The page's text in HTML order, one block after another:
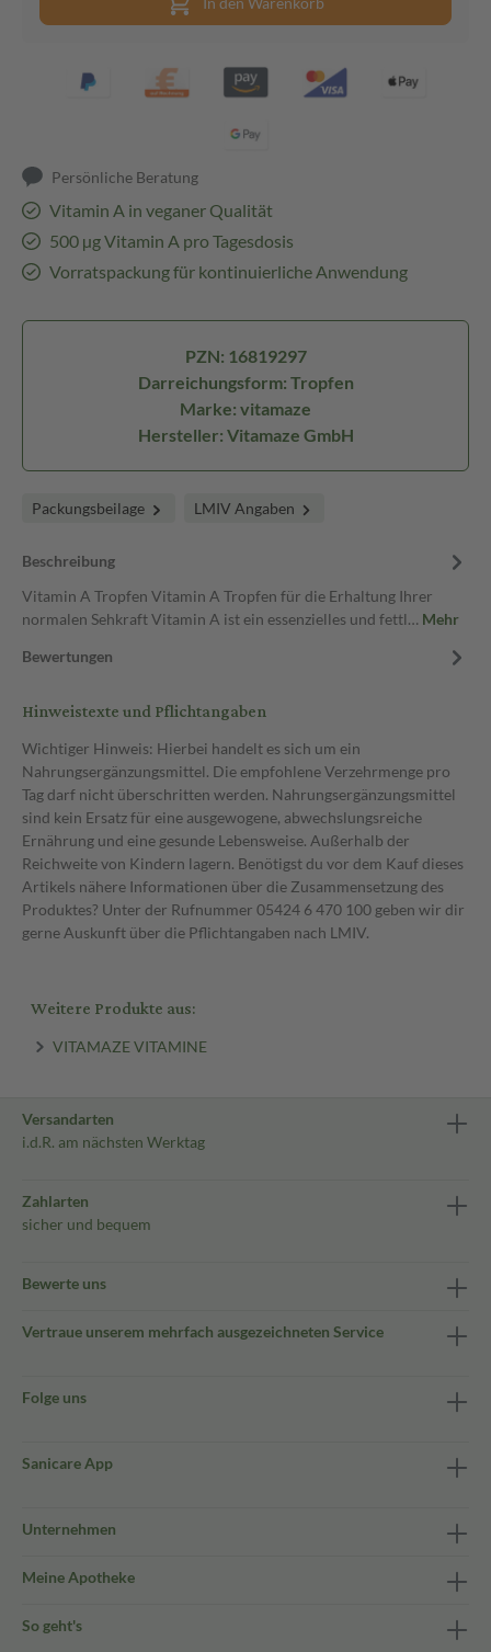
Persönliche Beratung
Vitamin A in veganer Qualität
500 µg Vitamin A pro Tagesdosis
Vorratspackung für kontinuierliche Anwendung
PZN: 16819297
Darreichungsform: Tropfen
Marke: vitamaze
Hersteller: Vitamaze GmbH
Packungsbeilage LMIV Angaben
Beschreibung
Vitamin A Tropfen Vitamin A Tropfen für die Erhaltung Ihrer
normalen Sehkraft Vitamin A ist ein essenzielles und fettl… Mehr
Bewertungen
Hinweistexte und Pflichtangaben
Wichtiger Hinweis: Hierbei handelt es sich um ein
Nahrungsergänzungsmittel. Die empfohlene Verzehrmenge pro
Tag darf nicht überschritten werden. Nahrungsergänzungsmittel
sind kein Ersatz für eine ausgewogene, abwechslungsreiche
Ernährung und eine gesunde Lebensweise. Außerhalb der
Reichweite von Kindern lagern. Benötigst du vor dem Kauf dieses
Artikels nähere Informationen über die Zusammensetzung des
Produktes? Unter der Rufnummer 05424 6 470 100 geben wir dir
gerne Auskunft über die Pflichtangaben nach LMIV.
Weitere Produkte aus:
VITAMAZE VITAMINE
Versandarten
i.d.R. am nächsten Werktag
Zahlarten
sicher und bequem
Bewerte uns
Vertraue unserem mehrfach ausgezeichneten Service
Folge uns
Sanicare App
Unternehmen
Meine Apotheke
So geht's